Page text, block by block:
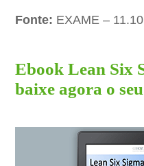
Fonte: EXAME –
Ebook Lean Six
baixe agora o